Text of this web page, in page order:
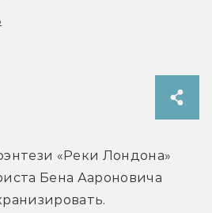
«Реки Лондона»